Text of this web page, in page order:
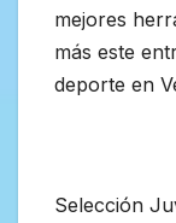
mejores
más este
deporte en
Selección